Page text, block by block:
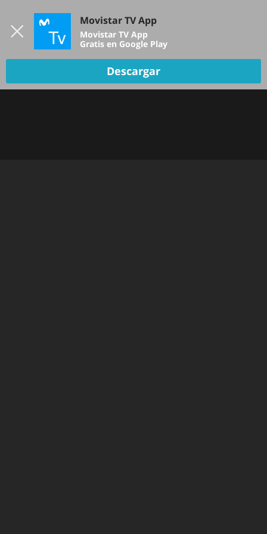
TV EN VIVO
Movistar TV App
Movistar TV App
Gratis en Google Play
Descargar